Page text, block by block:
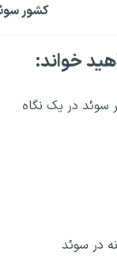
کشور
خواند:
سوئد در یک نگاه
در سوئد